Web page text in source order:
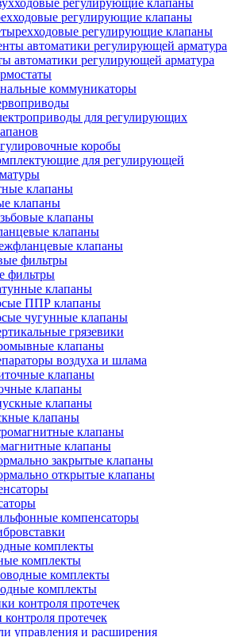
регулирующие клапаны
регулирующие клапаны
регулирующие клапаны
автоматики регулирующей арматура
коммуникаторы
для регулирующих
коробы
для регулирующей
клапаны
клапаны
клапаны
клапаны
фильтры
клапаны
ППР клапаны
чугунные клапаны
грязевики
клапаны
воздуха и шлама
клапаны
клапаны
клапаны
закрытые клапаны
открытые клапаны
компенсаторы
комплекты
комплекты
контроля протечек